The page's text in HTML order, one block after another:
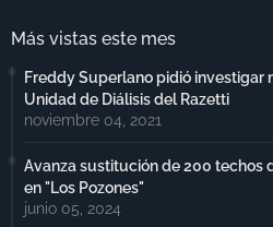
Más vistas este mes
Freddy Superlano pidió investigar
Unidad de Diálisis del Razetti
noviembre 04, 2021
Avanza sustitución de 200 techos
en "Los Pozones"
junio 05, 2024